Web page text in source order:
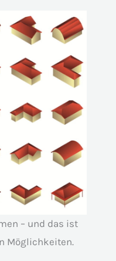
– und das ist
Möglichkeiten.